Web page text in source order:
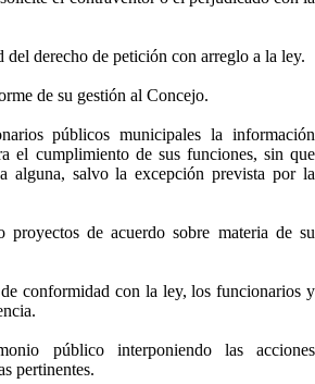
derecho de petición con arreglo a la ley.
de su gestión al Concejo.
públicos municipales la información
el cumplimiento de sus funciones, sin que
alguna, salvo la excepción prevista por la
proyectos de acuerdo sobre materia de su
conformidad con la ley, los funcionarios y
público interponiendo las acciones
pertinentes.